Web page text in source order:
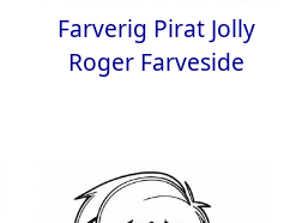
Farverig Pirat Jolly
Roger Farveside